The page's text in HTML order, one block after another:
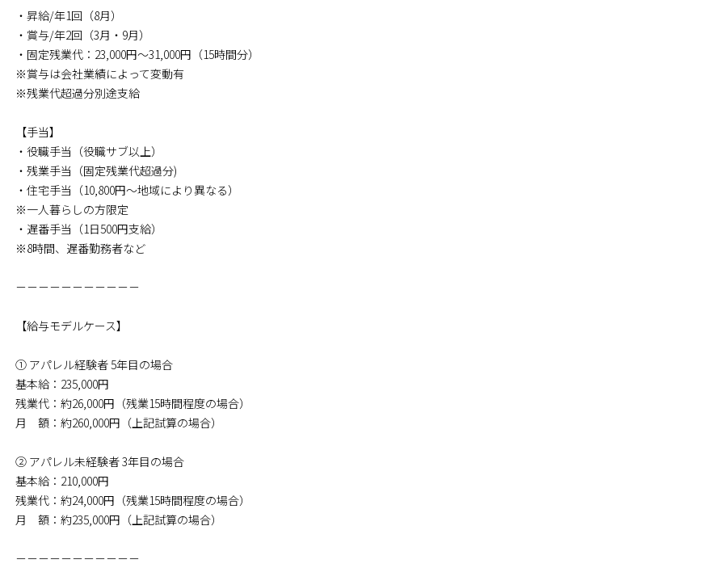
・昇給/年1回（8月）
・賞与/年2回（3月・9月）
・固定残業代：23,000円～31,000円（15時間分）
※賞与は会社業績によって変動有
※残業代超過分別途支給
【手当】
・役職手当（役職サブ以上）
・残業手当（固定残業代超過分)
・住宅手当（10,800円～地域により異なる）
※一人暮らしの方限定
・遅番手当（1日500円支給）
※8時間、遅番勤務者など
－－－－－－－－－－－
【給与モデルケース】
① アパレル経験者 5年目の場合
基本給：235,000円
残業代：約26,000円（残業15時間程度の場合）
月 額：約260,000円（上記試算の場合）
② アパレル未経験者 3年目の場合
基本給：210,000円
残業代：約24,000円（残業15時間程度の場合）
月 額：約235,000円（上記試算の場合）
－－－－－－－－－－－